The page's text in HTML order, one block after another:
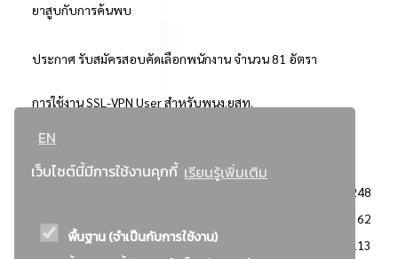
EN
เว็บไซต์นี้มีการใช้งานคุกกี้ เรียนรู้เพิ่มเติม
พื้นฐาน (จำเป็นกับการใช้งาน)
ยาสูบกับการค้นพบ
ประกาศ รับสมัครสอบคัดเลือกพนักงาน จำนวน 81 อัตรา
การใช้งาน SSL-VPN User สำหรับพนง.ยสท.
..ยอดนิยม..
3248
2362
: วิธีเฉพาะเจาะจง
2113